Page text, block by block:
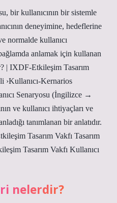
bir kullanıcının bir sistemle
deneyimine, hedeflerine
normalde kullanıcı
anlamak için kullanan
| IXDF-Etkileşim Tasarım
›Kullanıcı-Kernarios
Senaryosu (İngilizce →
ve kullanıcı ihtiyaçları ve
tanımlanan bir anlatıdır.
Tasarım Vakfı Tasarım
Tasarım Vakfı Kullanıcı
nelerdir?